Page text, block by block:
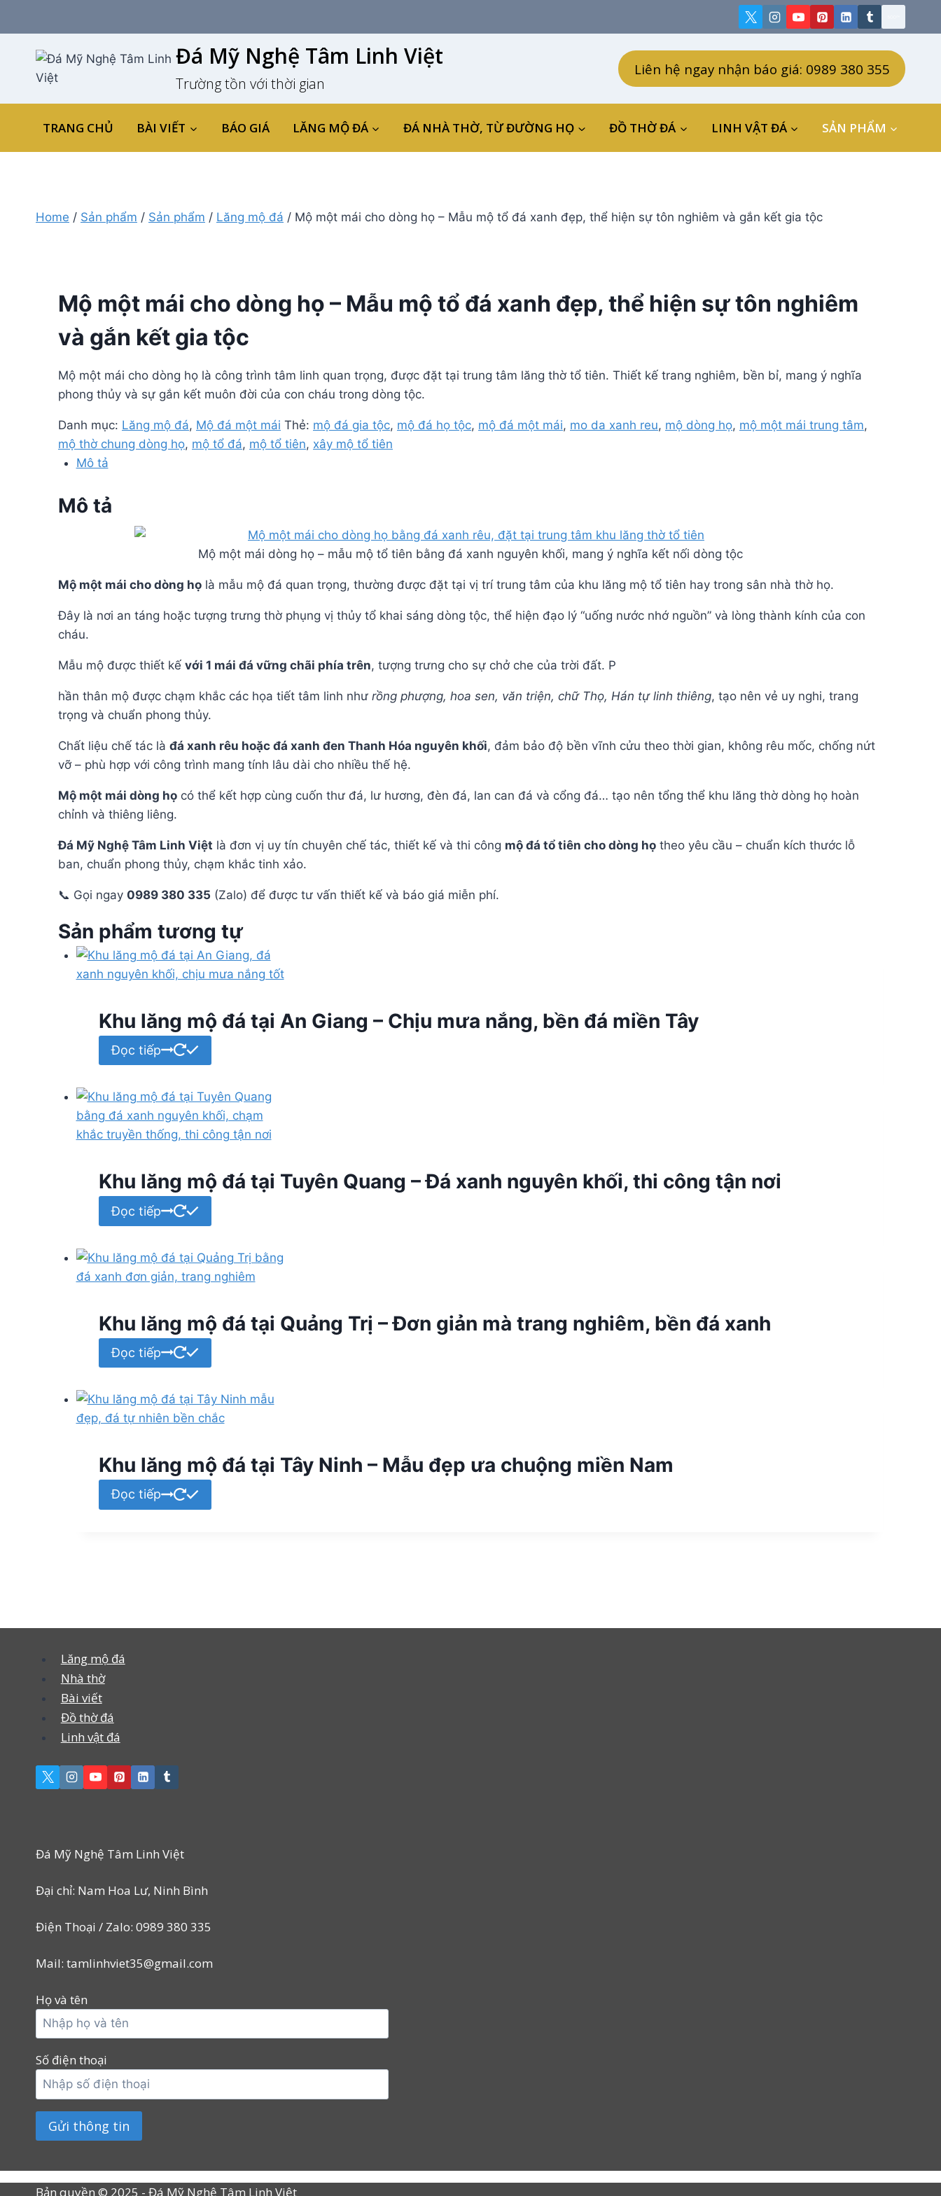
content
Đá Mỹ Nghệ Tâm Linh Việt
Trường tồn với thời gian
Liên hệ ngay nhận báo giá: 0989 380 355
TRANG CHỦ BÀI VIẾT BÁO GIÁ LĂNG MỘ ĐÁ ĐÁ NHÀ THỜ, TỪ ĐƯỜNG HỌ ĐỒ THỜ ĐÁ LINH VẬT ĐÁ SẢN PHẨM
Home / Sản phẩm / Sản phẩm / Lăng mộ đá / Mộ một mái cho dòng họ – Mẫu mộ tổ đá xanh đẹp, thể hiện sự tôn nghiêm và gắn kết gia tộc
Mộ một mái cho dòng họ – Mẫu mộ tổ đá xanh đẹp, thể hiện sự tôn nghiêm
và gắn kết gia tộc
Mộ một mái cho dòng họ là công trình tâm linh quan trọng, được đặt tại trung tâm lăng thờ tổ tiên. Thiết kế trang nghiêm, bền bỉ, mang ý nghĩa
phong thủy và sự gắn kết muôn đời của con cháu trong dòng tộc.
Danh mục: Lăng mộ đá, Mộ đá một mái Thẻ: mộ đá gia tộc, mộ đá họ tộc, mộ đá một mái, mo da xanh reu, mộ dòng họ, mộ một mái trung tâm,
mộ thờ chung dòng họ, mộ tổ đá, mộ tổ tiên, xây mộ tổ tiên
Mô tả
Mô tả
Mộ một mái dòng họ – mẫu mộ tổ tiên bằng đá xanh nguyên khối, mang ý nghĩa kết nối dòng tộc
Mộ một mái cho dòng họ là mẫu mộ đá quan trọng, thường được đặt tại vị trí trung tâm của khu lăng mộ tổ tiên hay trong sân nhà thờ họ.
Đây là nơi an táng hoặc tượng trưng thờ phụng vị thủy tổ khai sáng dòng tộc, thể hiện đạo lý “uống nước nhớ nguồn” và lòng thành kính của con
cháu.
Mẫu mộ được thiết kế với 1 mái đá vững chãi phía trên, tượng trưng cho sự chở che của trời đất. P
hần thân mộ được chạm khắc các họa tiết tâm linh như rồng phượng, hoa sen, văn triện, chữ Thọ, Hán tự linh thiêng, tạo nên vẻ uy nghi, trang
trọng và chuẩn phong thủy.
Chất liệu chế tác là đá xanh rêu hoặc đá xanh đen Thanh Hóa nguyên khối, đảm bảo độ bền vĩnh cửu theo thời gian, không rêu mốc, chống nứt
vỡ – phù hợp với công trình mang tính lâu dài cho nhiều thế hệ.
Mộ một mái dòng họ có thể kết hợp cùng cuốn thư đá, lư hương, đèn đá, lan can đá và cổng đá… tạo nên tổng thể khu lăng thờ dòng họ hoàn
chỉnh và thiêng liêng.
Đá Mỹ Nghệ Tâm Linh Việt là đơn vị uy tín chuyên chế tác, thiết kế và thi công mộ đá tổ tiên cho dòng họ theo yêu cầu – chuẩn kích thước lỗ
ban, chuẩn phong thủy, chạm khắc tinh xảo.
📞 Gọi ngay 0989 380 335 (Zalo) để được tư vấn thiết kế và báo giá miễn phí.
Sản phẩm tương tự
Khu lăng mộ đá tại An Giang – Chịu mưa nắng, bền đá miền Tây
Đọc tiếp
Khu lăng mộ đá tại Tuyên Quang – Đá xanh nguyên khối, thi công tận nơi
Đọc tiếp
Khu lăng mộ đá tại Quảng Trị – Đơn giản mà trang nghiêm, bền đá xanh
Đọc tiếp
Khu lăng mộ đá tại Tây Ninh – Mẫu đẹp ưa chuộng miền Nam
Đọc tiếp
Lăng mộ đá
Nhà thờ
Bài viết
Đồ thờ đá
Linh vật đá
Đá Mỹ Nghệ Tâm Linh Việt
Đại chỉ: Nam Hoa Lư, Ninh Bình
Điện Thoại / Zalo: 0989 380 335
Mail: tamlinhviet35@gmail.com
Họ và tên
Số điện thoại
Bản quyền © 2025 - Đá Mỹ Nghệ Tâm Linh Việt